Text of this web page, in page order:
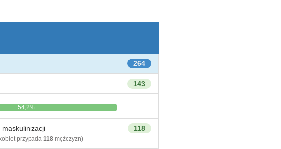
264
143
54,2%
118
maskulinizacji
przypada 118mężczyzn)